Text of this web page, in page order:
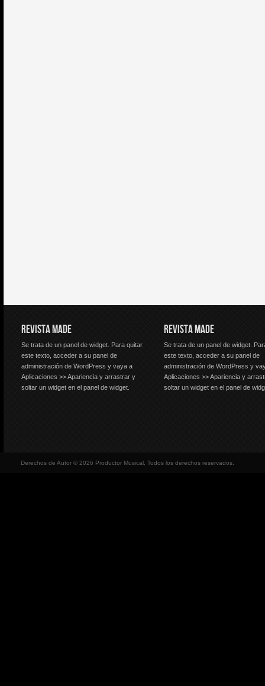
REVISTA MADE
Se trata de un panel de widget. Para quitar
este texto, acceder a su panel de
administración de WordPress y vaya a
Aplicaciones >> Apariencia y arrastrar y
soltar un widget en el panel de widget.
REVISTA MADE
Se trata de un panel de widget.
este texto, acceder a su panel de
administración de WordPress y
Aplicaciones >> Apariencia y
soltar un widget en el panel de
Derechos de Autor © 2026 Productor Musical, Todos los derechos reservados.